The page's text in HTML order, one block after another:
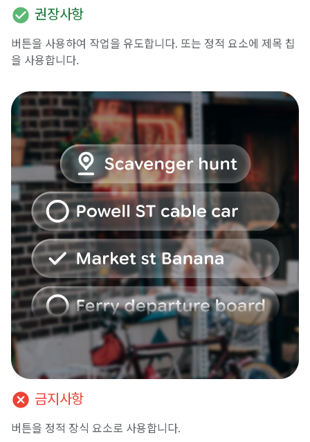
check_circle 권장사항
버튼을 사용하여 작업을 유도합니다. 또는 정적 요소에 제목 칩
을 사용합니다.
cancel 금지사항
버튼을 정적 장식 요소로 사용합니다.